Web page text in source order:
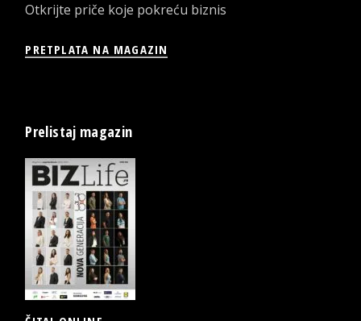
Otkrijte priče koje pokreću biznis
PRETPLATA NA MAGAZIN
Prelistaj magazin